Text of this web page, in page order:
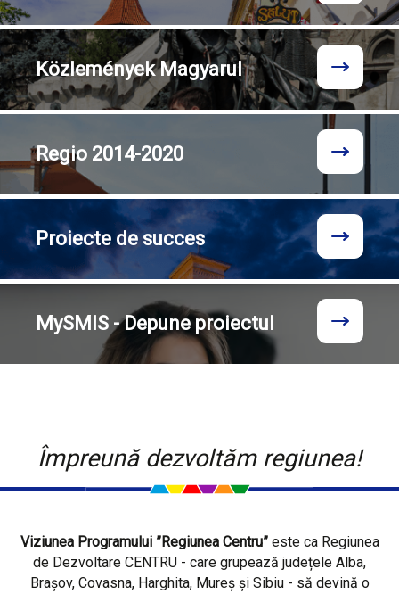
KözleményekMagyarul
Regio 2014-2020
Proiecte de succes
MySMIS - Depune proiectul
Împreună dezvoltăm regiunea!
Viziunea Programului ”Regiunea Centru”este ca Regiunea
de Dezvoltare CENTRU - care grupează județele Alba,
Brașov, Covasna, Harghita, Mureș și Sibiu - să devină o